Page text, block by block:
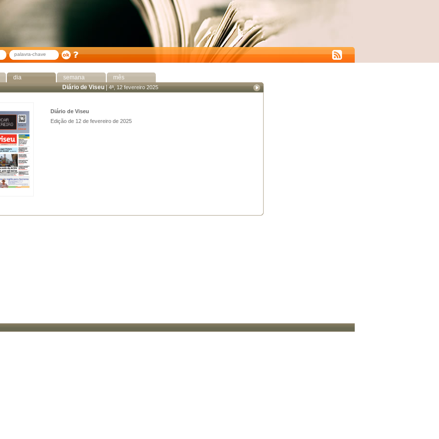
dia semana
mês
Diário de Viseu|4ª, 12 fevereiro 2025
Diário de Viseu
Edição de 12 de fevereiro de 2025